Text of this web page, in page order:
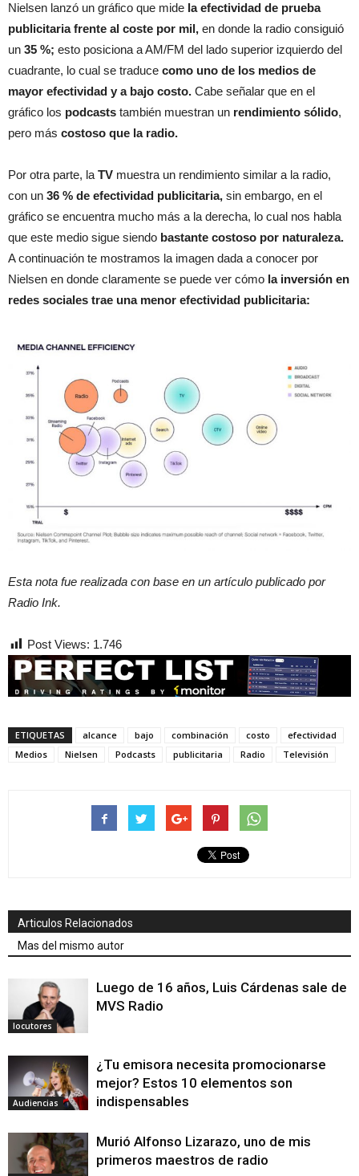
Nielsen lanzó un gráfico que mide la efectividad de prueba
publicitaria frente al coste por mil, en donde la radio consiguió
un 35 %; esto posiciona a AM/FM del lado superior izquierdo del
cuadrante, lo cual se traduce como uno de los medios de
mayor efectividad y a bajo costo. Cabe señalar que en el
gráfico los podcasts también muestran un rendimiento sólido,
pero más costoso que la radio.
Por otra parte, la TV muestra un rendimiento similar a la radio,
con un 36 % de efectividad publicitaria, sin embargo, en el
gráfico se encuentra mucho más a la derecha, lo cual nos habla
que este medio sigue siendo bastante costoso por naturaleza.
A continuación te mostramos la imagen dada a conocer por
Nielsen en donde claramente se puede ver cómo la inversión en
redes sociales trae una menor efectividad publicitaria:
Esta nota fue realizada con base en un artículo publicado por
Radio Ink.
Post Views: 1.746
ETIQUETAS alcance bajo combinación costo
efectividad
Medios
Nielsen Podcasts publicitaria Radio Televisión
Articulos Relacionados
Mas del mismo autor
locutores
Luego de 16 años, Luis Cárdenas sale de
MVS Radio
Audiencias
¿Tu emisora necesita promocionarse
mejor? Estos 10 elementos son
indispensables
Murió Alfonso Lizarazo, uno de mis
primeros maestros de radio